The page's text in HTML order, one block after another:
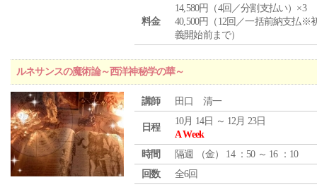
料金
14,580円（4回／分割支払い）×3
40,500円（12回／一括前納支払※
義開始前まで）
ルネサンスの魔術論～西洋神秘学の華～
講師 田口 清一
日程
10月 14日 ～ 12月 23日
A Week
時間
隔週 （金） 14 ：50 ～ 16 ：10
回数
全6回